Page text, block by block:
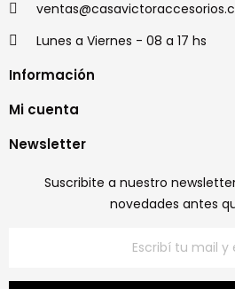
Lunes a Viernes - 08 a 17 hs
Información
Mi cuenta
Newsletter
Suscribite a nuestro
novedades antes